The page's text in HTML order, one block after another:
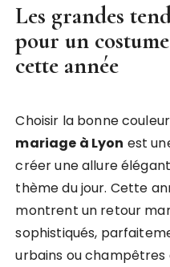
Les grandes
pour un
cette année
Choisir la bonne
mariage à Lyon est
créer une allure
thème du jour. Cette
montrent un retour
sophistiqués,
urbains ou champêtres